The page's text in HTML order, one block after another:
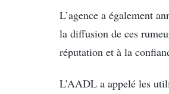
L’agence a également
la diffusion de ces
réputation et à la
L’AADL a appelé les